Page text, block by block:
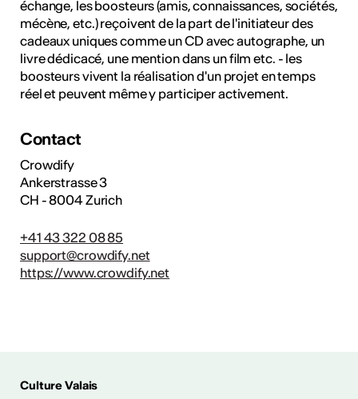
échange, les boosteurs (amis, connaissances, sociétés,
mécène, etc.) reçoivent de la part de l'initiateur des
cadeaux uniques comme un CD avec autographe, un
livre dédicacé, une mention dans un film etc. - les
boosteurs vivent la réalisation d'un projet en temps
réel et peuvent même y participer activement.
Contact
Crowdify
Ankerstrasse 3
CH - 8004 Zurich
+41 43 322 08 85
support@crowdify.net
https://www.crowdify.net
Culture Valais